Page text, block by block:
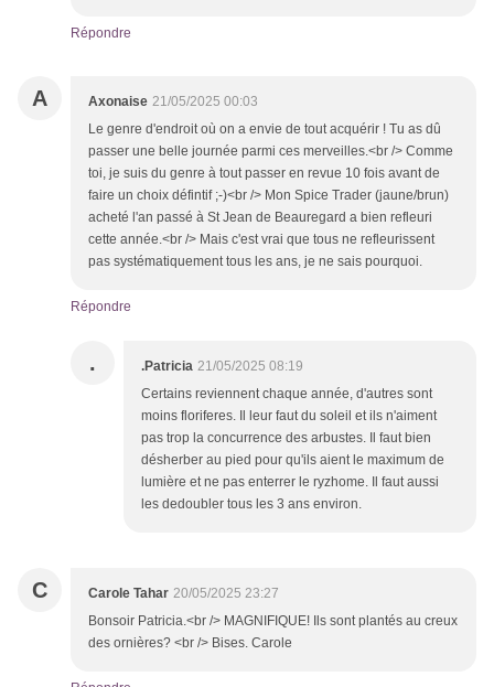
Répondre
A Axonaise 21/05/2025 00:03
Le genre d'endroit où on a envie de tout acquérir ! Tu as dû
passer une belle journée parmi ces merveilles.<br /> Comme
toi, je suis du genre à tout passer en revue 10 fois avant de
faire un choix défintif ;-)<br /> Mon Spice Trader (jaune/brun)
acheté l'an passé à St Jean de Beauregard a bien refleuri
cette année.<br /> Mais c'est vrai que tous ne refleurissent
pas systématiquement tous les ans, je ne sais pourquoi.
Répondre
. .Patricia 21/05/2025 08:19
Certains reviennent chaque année, d'autres sont
moins floriferes. Il leur faut du soleil et ils n'aiment
pas trop la concurrence des arbustes. Il faut bien
désherber au pied pour qu'ils aient le maximum de
lumière et ne pas enterrer le ryzhome. Il faut aussi
les dedoubler tous les 3 ans environ.
C Carole Tahar 20/05/2025 23:27
Bonsoir Patricia.<br /> MAGNIFIQUE! Ils sont plantés au creux
des ornières? <br /> Bises. Carole